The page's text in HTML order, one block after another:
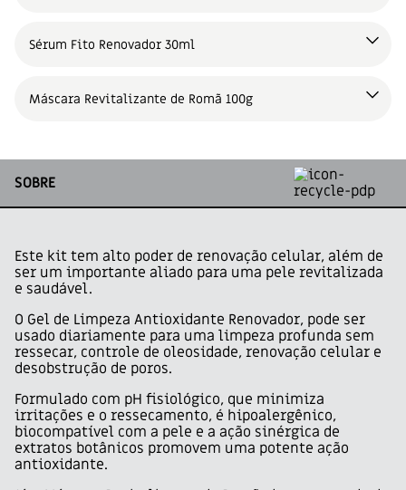
Sérum Fito Renovador 30ml
Máscara Revitalizante de Romã 100g
SOBRE
Este kit tem alto poder de renovação celular, além de
ser um importante aliado para uma pele revitalizada
e saudável.
O Gel de Limpeza Antioxidante Renovador, pode ser
usado diariamente para uma limpeza profunda sem
ressecar, controle de oleosidade, renovação celular e
desobstrução de poros.
Formulado com pH fisiológico, que minimiza
irritações e o ressecamento, é hipoalergênico,
biocompatível com a pele e a ação sinérgica de
extratos botânicos promovem uma potente ação
antioxidante.